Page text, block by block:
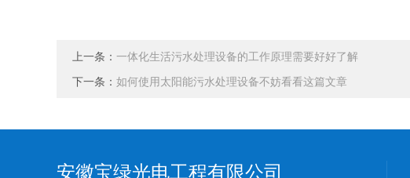
上一条： 一体化生活污水处理设备的工作原理需要好好了解
下一条： 如何使用太阳能污水处理设备不妨看看这篇文章
安徽宝绿光电工程有限公司